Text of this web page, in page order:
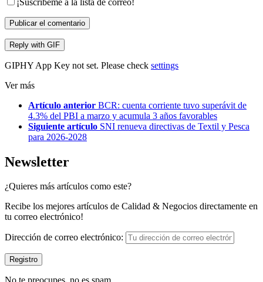
Publicar el comentario
Reply with GIF
GIPHY App Key not set. Please check settings
Ver más
Artículo anterior BCR: cuenta corriente tuvo superávit de
4.3% del PBI a marzo y acumula 3 años favorables
Siguiente artículo SNI renueva directivas de Textil y Pesca
para 2026-2028
Newsletter
¿Quieres más artículos como este?
Recibe los mejores artículos de Calidad & Negocios directamente en
tu correo electrónico!
Dirección de correo electrónico: